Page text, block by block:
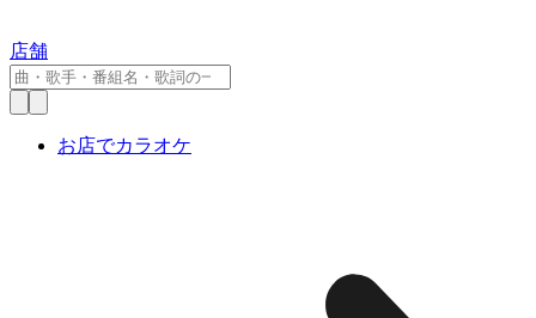
店舗
お店でカラオケ